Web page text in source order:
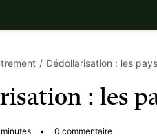
Dédollarisation : les
: les
• 0 commentaire